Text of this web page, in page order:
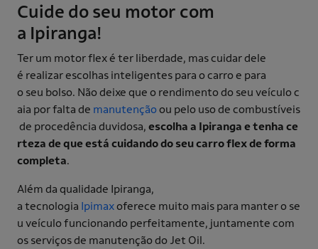
Cuide do seu motor com
a Ipiranga!
Ter um motor flex é ter liberdade, mas cuidar dele
é realizar escolhas inteligentes para o carro e para
o seu bolso. Não deixe que o rendimento do seu veículo c
aia por falta de manutençãoou pelo uso de combustíveis
de procedência duvidosa, escolha a Ipiranga e tenha ce
rteza de que está cuidando do seu carro flex de forma
completa.
Além da qualidade Ipiranga,
a tecnologia Ipimaxoferece muito mais para manter o se
u veículo funcionando perfeitamente, juntamente com
os serviços de manutenção do Jet Oil.